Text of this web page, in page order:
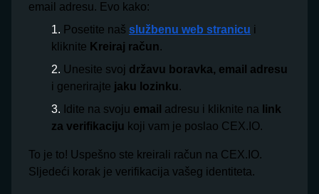
email adresu. Evo kako:
Posetite naš službenu web stranicu i
kliknite Kreiraj račun.
Unesite svoj državu boravka, email adresu
i generirajte jaku lozinku.
Idite na svoju email adresu i kliknite na link
za verifikaciju koji vam je poslao CEX.IO.
To je to! Uspešno ste kreirali račun na CEX.IO.
Sljedeći korak je verifikacija vašeg identiteta.